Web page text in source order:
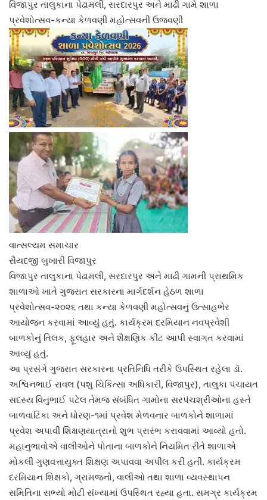
વિજાપુર તાલુકાના પેઢામલી, સરદારપુર અને માઢી ગામે શાળા
પ્રવેશોત્સવ-કન્યા કેળવણી મહોત્સવની ઉજવણી
વાત્સલ્યમ સમાચાર
સૈયદજી બુખારી વિજાપુર
વિજાપુર તાલુકાના પેઢામલી, સરદારપુર અને માઢી ગામની પ્રાથમિક
શાળાઓ ખાતે ગુજરાત સરકારના માર્ગદર્શન હેઠળ શાળા
પ્રવેશોત્સવ-૨૦૨૬ તથા કન્યા કેળવણી મહોત્સવનું ઉત્સાહભેર
આયોજન કરવામાં આવ્યું હતું. કાર્યક્રમ દરમિયાન નવપ્રવેશી
બાળકોનું તિલક, ફૂલહાર અને શૈક્ષણિક કીટ આપી સ્વાગત કરવામાં
આવ્યું હતું.
આ પ્રસંગે ગુજરાત સરકારના પ્રતિનિધિ તરીકે ઉપસ્થિત રહેલા ડૉ.
અશ્વિનભાઈ રાવલ (પશુ ચિકિત્સા અધિકારી, વિજાપુર), તાલુકા પંચાયત
સદસ્ય વિનુભાઈ પટેલ તેમજ સંબંધિત ગામોના સરપંચશ્રીઓના હસ્તે
બાળવાટિકા અને ધોરણ-૧માં પ્રવેશ મેળવનાર બાળકોને શાળામાં
પ્રવેશ અપાવી શિક્ષણયાત્રાનો શુભ પ્રારંભ કરાવવામાં આવ્યો હતો.
મહાનુભાવોએ વાલીઓને પોતાના બાળકોને નિયમિત રીતે શાળાએ
મોકલી ગુણવત્તાયુક્ત શિક્ષણ અપાવવા અપીલ કરી હતી. કાર્યક્રમ
દરમિયાન શિક્ષકો, ગ્રામજનો, વાલીઓ તથા શાળા વ્યવસ્થાપન
સમિતિના સભ્યો મોટી સંખ્યામાં ઉપસ્થિત રહ્યા હતા. સમગ્ર કાર્યક્રમ